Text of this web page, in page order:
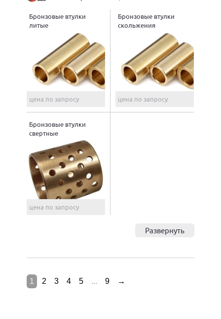
Бронзовые втулки
литые
цена по запросу
Бронзовые втулки
скольжения
цена по запросу
Бронзовые втулки
свертные
цена по запросу
Развернуть
1 2 3 4 5 ... 9 →